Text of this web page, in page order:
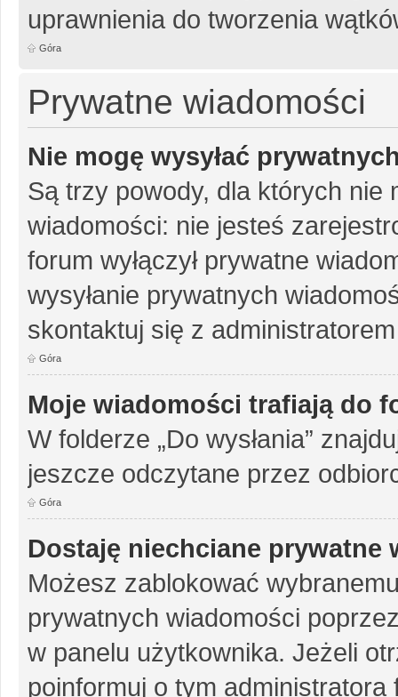
uprawnienia do tworzenia
Góra
Prywatne wiadomości
Nie mogę wysyłać
Są trzy powody, dla których nie
wiadomości: nie jesteś
forum wyłączył prywatne
wysyłanie prywatnych
skontaktuj się z
Góra
Moje wiadomości trafiają do
W folderze „Do wysłania”
jeszcze odczytane przez
Góra
Dostaję niechciane prywatne
Możesz zablokować
prywatnych wiadomości
w panelu użytkownika. Jeżeli
poinformuj o tym